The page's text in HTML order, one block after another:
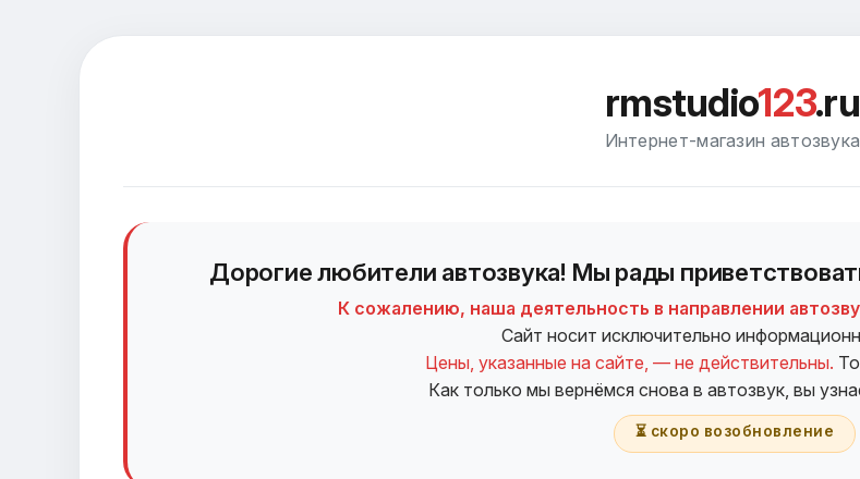
rmstudio123.ru
Интернет-магазин автозвука
Дорогие любители автозвука! Мы рады
К сожалению, наша деятельность в направлении
Сайт носит исключительно
Цены, указанные на сайте, — не действительны.
Как только мы вернёмся снова в автозвук, вы
⏳ скоро возобновление